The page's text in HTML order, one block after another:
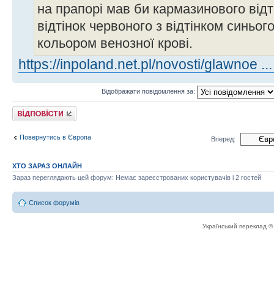
на прапорі мав би кармазинового
відтінок червоного з відтінком
кольором венозної крові.
https://inpoland.net.pl/novosti/glawnoe
Відображати повідомлення за:
Відповісти
Повернутись в Європа Вперед:
ХТО ЗАРАЗ ОНЛАЙН
Зараз переглядають цей форум: Немає зареєстрованих користувачів і 2 гостей
Список форумів
Український переклад